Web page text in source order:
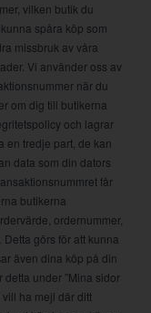
vilken butik du
spåra köp som
missbruk av våra
Vi använder oss av
när du
om dig till butikerna
och lagrar
en tredje part, de kan
data som din dators
får
butikerna
ordernummer,
görs för att kunna
även dina köp på din
under ”Mina sidor
ha mejl där ditt